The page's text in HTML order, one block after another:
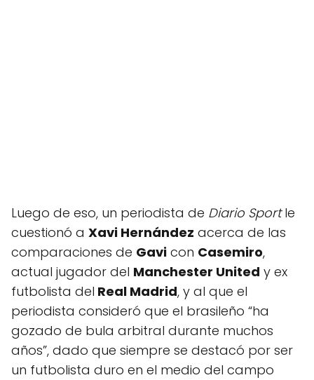
Luego de eso, un periodista de Diario Sportle
cuestionó a Xavi Hernández acerca de las
comparaciones de Gavi con Casemiro,
actual jugador del Manchester United y ex
futbolista del Real Madrid, y al que el
periodista consideró que el brasileño “ha
gozado de bula arbitral durante muchos
años”, dado que siempre se destacó por ser
un futbolista duro en el medio del campo